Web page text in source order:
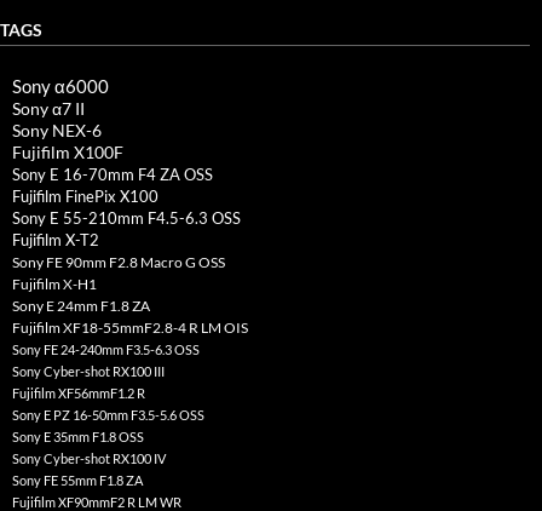
TAGS
Sony α6000
Sony α7 II
Sony NEX-6
Fujifilm X100F
Sony E 16-70mm F4 ZA OSS
Fujifilm FinePix X100
Sony E 55-210mm F4.5-6.3 OSS
Fujifilm X-T2
Sony FE 90mm F2.8 Macro G OSS
Fujifilm X-H1
Sony E 24mm F1.8 ZA
Fujifilm XF18-55mmF2.8-4 R LM OIS
Sony FE 24-240mm F3.5-6.3 OSS
Sony Cyber-shot RX100 III
Fujifilm XF56mmF1.2 R
Sony E PZ 16-50mm F3.5-5.6 OSS
Sony E 35mm F1.8 OSS
Sony Cyber-shot RX100 IV
Sony FE 55mm F1.8 ZA
Fujifilm XF90mmF2 R LM WR